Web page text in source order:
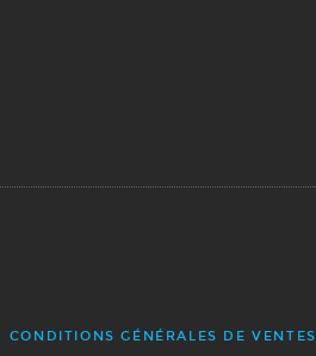
CONDITIONS GÉNÉRALES DE VENTES